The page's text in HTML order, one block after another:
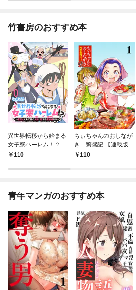
竹書房のおすすめ本
異世界転移から始まる
女子寮ハーレム！？ ～
管理人として働く人間
【連載版】０
110
ちぃちゃんのおしなが
き 繁盛記 【連載版】
１110
青年マンガのおすすめ本